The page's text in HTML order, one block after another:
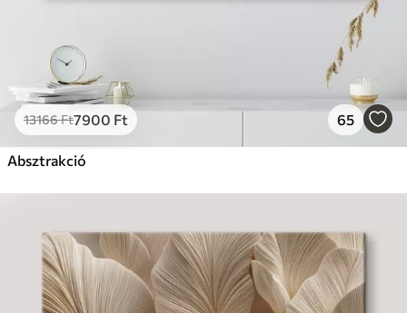
13166Ft7900 Ft 65
Absztrakció